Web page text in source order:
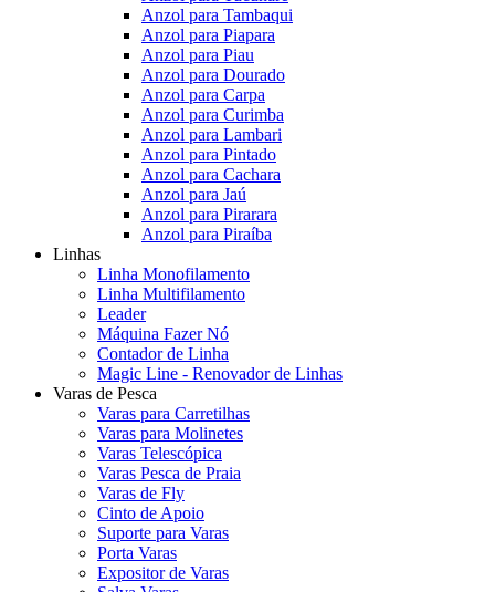
Anzol para Tambaqui
Anzol para Piapara
Anzol para Piau
Anzol para Dourado
Anzol para Carpa
Anzol para Curimba
Anzol para Lambari
Anzol para Pintado
Anzol para Cachara
Anzol para Jaú
Anzol para Pirarara
Anzol para Piraíba
Linhas
Linha Monofilamento
Linha Multifilamento
Leader
Máquina Fazer Nó
Contador de Linha
Magic Line - Renovador de Linhas
Varas de Pesca
Varas para Carretilhas
Varas para Molinetes
Varas Telescópica
Varas Pesca de Praia
Varas de Fly
Cinto de Apoio
Suporte para Varas
Porta Varas
Expositor de Varas